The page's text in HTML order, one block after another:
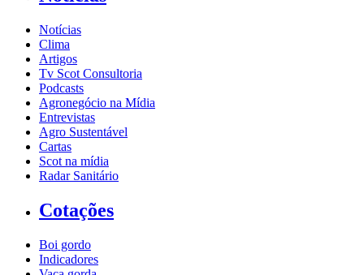
Notícias
Clima
Artigos
Tv Scot Consultoria
Podcasts
Agronegócio na Mídia
Entrevistas
Agro Sustentável
Cartas
Scot na mídia
Radar Sanitário
Cotações
Boi gordo
Indicadores